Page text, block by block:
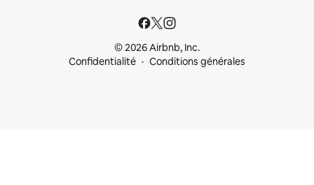
© 2026 Airbnb, Inc.
Confidentialité
Conditions générales